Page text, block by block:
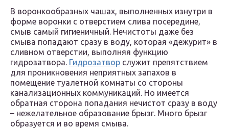
В воронкообразных чашах, выполненных изнутри в
форме воронки с отверстием слива посередине,
смыв самый гигиеничный. Нечистоты даже без
смыва попадают сразу в воду, которая «дежурит» в
сливном отверстии, выполняя функцию
гидрозатвора. Гидрозатвор служит препятствием
для проникновения неприятных запахов в
помещение туалетной комнаты со стороны
канализационных коммуникаций. Но имеется
обратная сторона попадания нечистот сразу в воду
– нежелательное образование брызг. Много брызг
образуется и во время смыва.